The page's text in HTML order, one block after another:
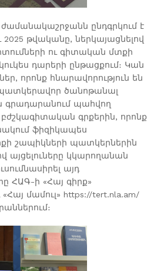
ժամանակաշրջանն ընդգրկում է
թվականը, ներկայացնելով
ու գիտական մտքի
դարերի ընթացքում։ Կան
որոնք հնարավորություն են
պատկերավոր ծանոթանալ
գրադարանում պահվող
գրքերին, որոնք
ֆիզիկապես
շապիկների պատկերներին
այցելուները կկարողանան
այդ
ՀԱԳ-ի «Հայ գիրք»
մամուլ» https://tert.nla.am/